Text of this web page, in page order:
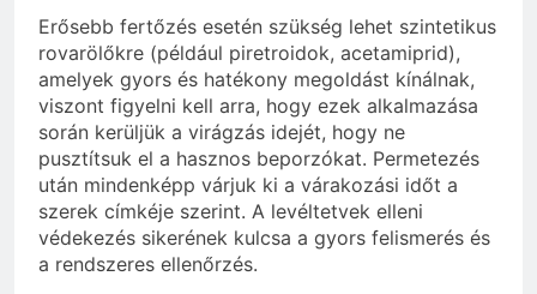
Erősebb fertőzés esetén szükség lehet szintetikus
rovarölőkre (például piretroidok, acetamiprid),
amelyek gyors és hatékony megoldást kínálnak,
viszont figyelni kell arra, hogy ezek alkalmazása
során kerüljük a virágzás idejét, hogy ne
pusztítsuk el a hasznos beporzókat. Permetezés
után mindenképp várjuk ki a várakozási időt a
szerek címkéje szerint. A levéltetvek elleni
védekezés sikerének kulcsa a gyors felismerés és
a rendszeres ellenőrzés.